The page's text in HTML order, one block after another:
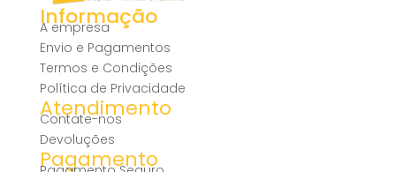
Informação
A empresa
Envio e Pagamentos
Termos e Condições
Política de Privacidade
Atendimento
Contate-nos
Devoluções
Pagamento